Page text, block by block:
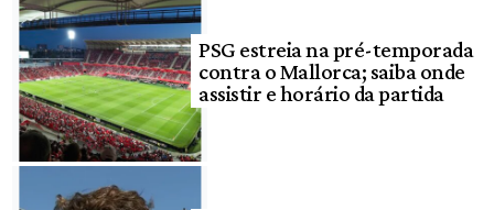
PSG estreia na pré-temporada
contra o Mallorca; saiba onde
assistir e horário da partida